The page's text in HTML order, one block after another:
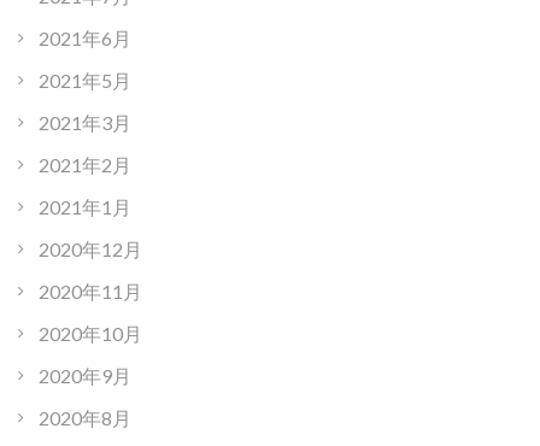
2021年6月
2021年5月
2021年3月
2021年2月
2021年1月
2020年12月
2020年11月
2020年10月
2020年9月
2020年8月